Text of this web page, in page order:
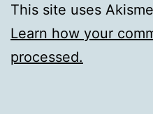
This site uses
Learn how your
processed.